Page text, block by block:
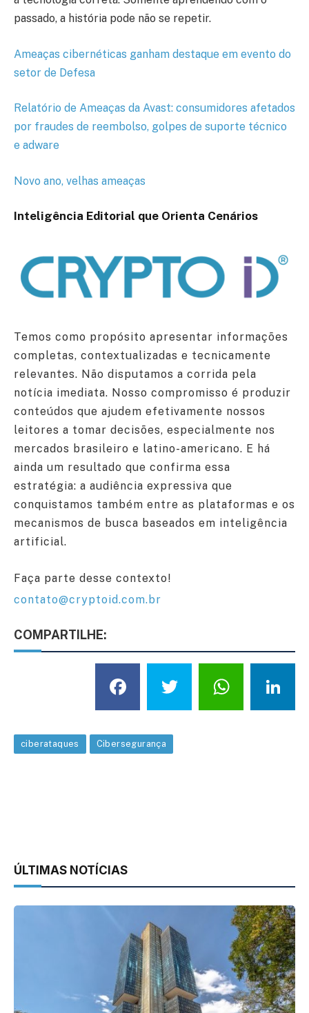
passado, a história pode não se repetir.
Ameaças cibernéticas ganham destaque em evento do
setor de Defesa
Relatório de Ameaças da Avast: consumidores afetados
por fraudes de reembolso, golpes de suporte técnico
e adware
Novo ano, velhas ameaças
Inteligência Editorial que Orienta Cenários
Temos como propósito apresentar informações
completas, contextualizadas e tecnicamente
relevantes. Não disputamos a corrida pela
notícia imediata. Nosso compromisso é produzir
conteúdos que ajudem efetivamente nossos
leitores a tomar decisões, especialmente nos
mercados brasileiro e latino-americano. E há
ainda um resultado que confirma essa
estratégia: a audiência expressiva que
conquistamos também entre as plataformas e os
mecanismos de busca baseados em inteligência
artificial.
Faça parte desse contexto!
contato@cryptoid.com.br
COMPARTILHE:
Facebook
Twitter
ciberataques Cibersegurança
ÚLTIMAS NOTÍCIAS